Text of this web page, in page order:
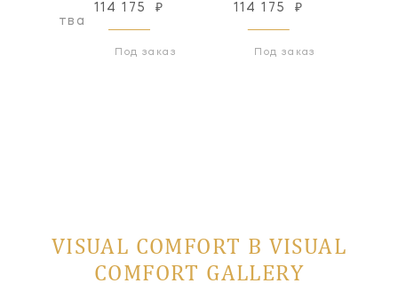
114 175 ₽
Под заказ
114 175 ₽
Под заказ
VISUAL COMFORT В VISUAL
COMFORT GALLERY